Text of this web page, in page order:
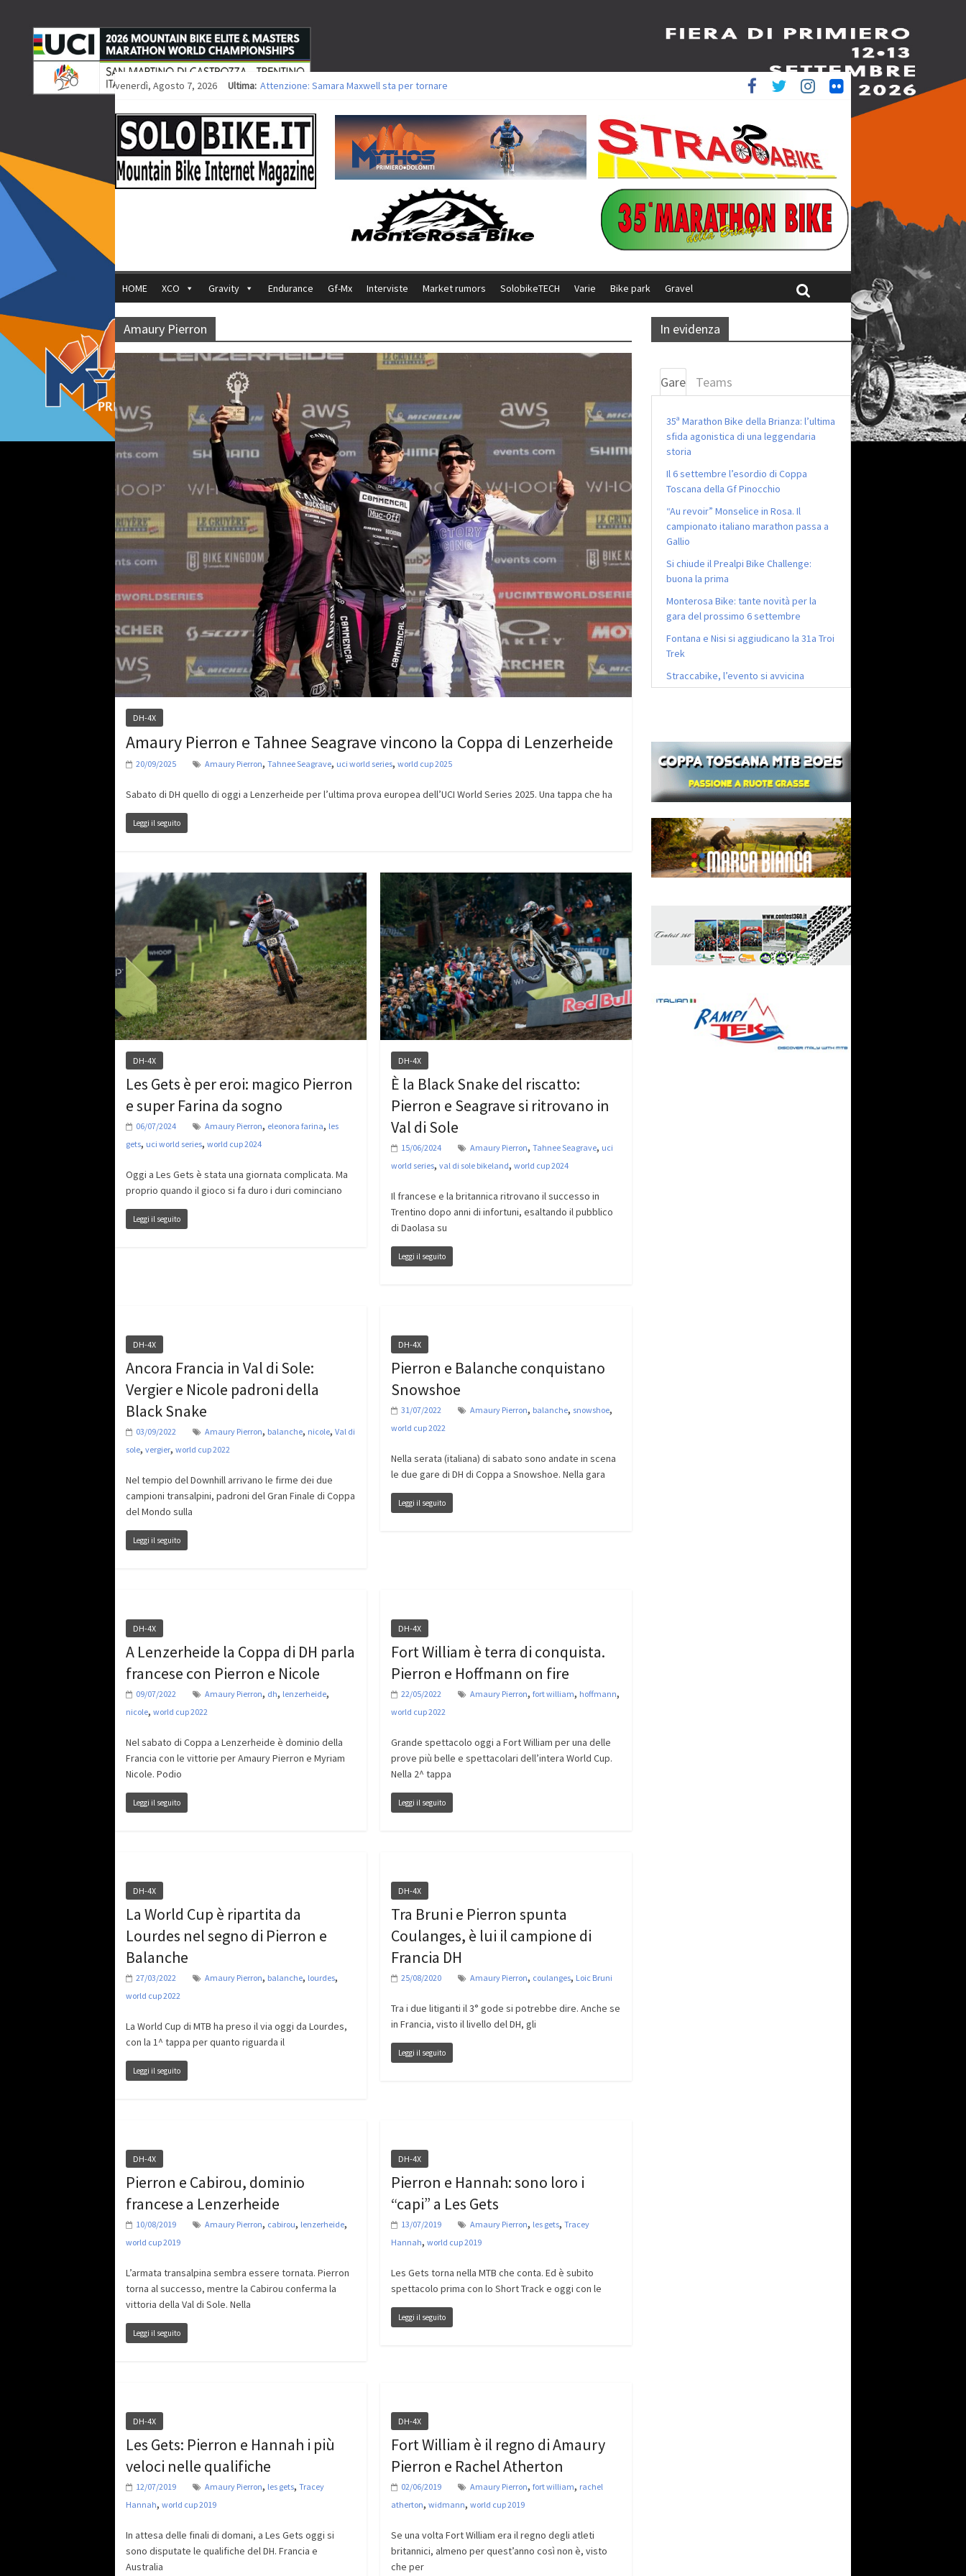
venerdì, Agosto 7, 2026 Ultima: Attenzione: Samara Maxwell sta per tornare
Europei XCO: vittorie per Ghibaudo, Grossmann e Gallis. Signorelli 5^ la migliore tra gli italiani
35ª Marathon Bike della Brianza: l’ultima sfida agonistica di una leggendaria storia
Europei MTB: il Team Relay firma il secondo argento azzurro a Monteceneri
HOME XCO Gravity Endurance Gf-Mx Interviste Market rumors SolobikeTECH Varie Bike park Gravel
Amaury Pierron
DH-4X
Amaury Pierron e Tahnee Seagrave vincono la Coppa di Lenzerheide
20/09/2025 Amaury Pierron, Tahnee Seagrave, uci world series, world cup 2025
Sabato di DH quello di oggi a Lenzerheide per l’ultima prova europea dell’UCI World Series 2025. Una tappa che ha
Leggi il seguito
DH-4X
Les Gets è per eroi: magico Pierron
e super Farina da sogno
06/07/2024 Amaury Pierron, eleonora farina, les
gets, uci world series, world cup 2024
Oggi a Les Gets è stata una giornata complicata. Ma
proprio quando il gioco si fa duro i duri cominciano
Leggi il seguito
DH-4X
È la Black Snake del riscatto:
Pierron e Seagrave si ritrovano in
Val di Sole
15/06/2024 Amaury Pierron, Tahnee Seagrave, uci
world series, val di sole bikeland, world cup 2024
Il francese e la britannica ritrovano il successo in
Trentino dopo anni di infortuni, esaltando il pubblico
di Daolasa su
Leggi il seguito
DH-4X
Ancora Francia in Val di Sole:
Vergier e Nicole padroni della
Black Snake
03/09/2022 Amaury Pierron, balanche, nicole, Val di
sole, vergier, world cup 2022
Nel tempio del Downhill arrivano le firme dei due
campioni transalpini, padroni del Gran Finale di Coppa
del Mondo sulla
Leggi il seguito
DH-4X
Pierron e Balanche conquistano
Snowshoe
31/07/2022 Amaury Pierron, balanche, snowshoe,
world cup 2022
Nella serata (italiana) di sabato sono andate in scena
le due gare di DH di Coppa a Snowshoe. Nella gara
Leggi il seguito
DH-4X
A Lenzerheide la Coppa di DH parla
francese con Pierron e Nicole
09/07/2022 Amaury Pierron, dh, lenzerheide,
nicole, world cup 2022
Nel sabato di Coppa a Lenzerheide è dominio della
Francia con le vittorie per Amaury Pierron e Myriam
Nicole. Podio
Leggi il seguito
DH-4X
Fort William è terra di conquista.
Pierron e Hoffmann on fire
22/05/2022 Amaury Pierron, fort william, hoffmann,
world cup 2022
Grande spettacolo oggi a Fort William per una delle
prove più belle e spettacolari dell’intera World Cup.
Nella 2^ tappa
Leggi il seguito
DH-4X
La World Cup è ripartita da
Lourdes nel segno di Pierron e
Balanche
27/03/2022 Amaury Pierron, balanche, lourdes,
world cup 2022
La World Cup di MTB ha preso il via oggi da Lourdes,
con la 1^ tappa per quanto riguarda il
Leggi il seguito
DH-4X
Tra Bruni e Pierron spunta
Coulanges, è lui il campione di
Francia DH
25/08/2020 Amaury Pierron, coulanges, Loic Bruni
Tra i due litiganti il 3° gode si potrebbe dire. Anche se
in Francia, visto il livello del DH, gli
Leggi il seguito
DH-4X
Pierron e Cabirou, dominio
francese a Lenzerheide
10/08/2019 Amaury Pierron, cabirou, lenzerheide,
world cup 2019
L’armata transalpina sembra essere tornata. Pierron
torna al successo, mentre la Cabirou conferma la
vittoria della Val di Sole. Nella
Leggi il seguito
DH-4X
Pierron e Hannah: sono loro i
“capi” a Les Gets
13/07/2019 Amaury Pierron, les gets, Tracey
Hannah, world cup 2019
Les Gets torna nella MTB che conta. Ed è subito
spettacolo prima con lo Short Track e oggi con le
Leggi il seguito
DH-4X
Les Gets: Pierron e Hannah i più
veloci nelle qualifiche
12/07/2019 Amaury Pierron, les gets, Tracey
Hannah, world cup 2019
In attesa delle finali di domani, a Les Gets oggi si
sono disputate le qualifiche del DH. Francia e
Australia
DH-4X
Fort William è il regno di Amaury
Pierron e Rachel Atherton
02/06/2019 Amaury Pierron, fort william, rachel
atherton, widmann, world cup 2019
Se una volta Fort William era il regno degli atleti
britannici, almeno per quest’anno così non è, visto
che per
In evidenza
Gare Teams
35ª Marathon Bike della Brianza: l’ultima
sfida agonistica di una leggendaria
storia
Il 6 settembre l’esordio di Coppa
Toscana della Gf Pinocchio
“Au revoir” Monselice in Rosa. Il
campionato italiano marathon passa a
Gallio
Si chiude il Prealpi Bike Challenge:
buona la prima
Monterosa Bike: tante novità per la
gara del prossimo 6 settembre
Fontana e Nisi si aggiudicano la 31a Troi
Trek
Straccabike, l’evento si avvicina